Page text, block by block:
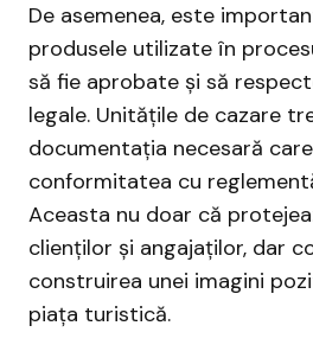
De asemenea, este
produsele utilizate în
să fie aprobate și să
legale. Unitățile de cazare
documentația necesară
conformitatea cu
Aceasta nu doar că
clienților și angajaților, dar
construirea unei imagini
piața turistică.